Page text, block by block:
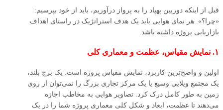
قبل از اینکه دوربین پهپاد را به پرواز درآوریم، باید از خود بپرسیم:
«چرا؟». هر نمای هوایی باید یک هدف استراتژیک در راستای اهداف
بازاریابی پروژه داشته باشد.
۱. نمایش مقیاس، عظمت و معماری کلی
اولین و واضح‌ترین کاربرد، نمایش مقیاس پروژه است. یک برج بلند،
یک مجتمع ویلایی وسیع یا یک مرکز تجاری بزرگ را نمی‌توان از روی
زمین به طور کامل درک کرد. تصاویر هوایی به مخاطب اجازه
می‌دهند تا عظمت، ابعاد و شکل کلی معماری پروژه شما را در یک